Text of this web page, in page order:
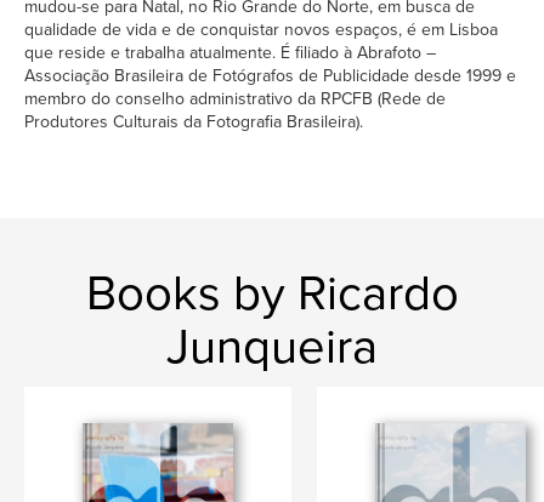
mudou-se para Natal, no Rio Grande do Norte, em busca de
qualidade de vida e de conquistar novos espaços, é em Lisboa
que reside e trabalha atualmente. É filiado à Abrafoto –
Associação Brasileira de Fotógrafos de Publicidade desde 1999 e
membro do conselho administrativo da RPCFB (Rede de
Produtores Culturais da Fotografia Brasileira).
Books by Ricardo
Junqueira